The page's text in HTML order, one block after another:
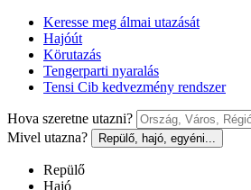
Keresse meg álmai utazását
Hajóút
Körutazás
Tengerparti nyaralás
Tensi Cib kedvezmény rendszer
Hova szeretne utazni?
Mivel utazna?
Repülő, hajó, egyéni...
Repülő
Hajó